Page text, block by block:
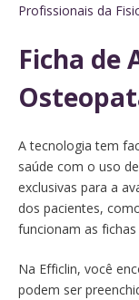
Profissionais da
Ficha de
A tecnologia tem
saúde com o uso
exclusivas para a
dos pacientes,
funcionam as
Na Efficlin, você
podem ser